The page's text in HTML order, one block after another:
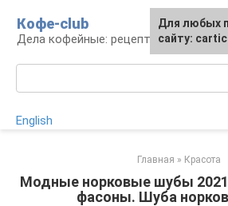
контенту
Кофе-club
Дела кофейные: рецепты и
English
Главная » Красота
Модные норковые шубы
фасоны. Шуба
Для любых
сайту: